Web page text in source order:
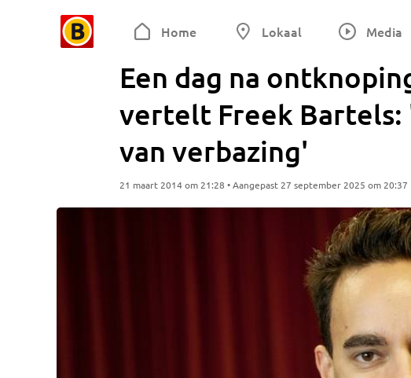
Home Lokaal Media
Een dag na
vertelt Freek Bartels:
van verbazing'
21 maart 2014 om 21:28 • Aangepast 27 september 2025 om 20:37